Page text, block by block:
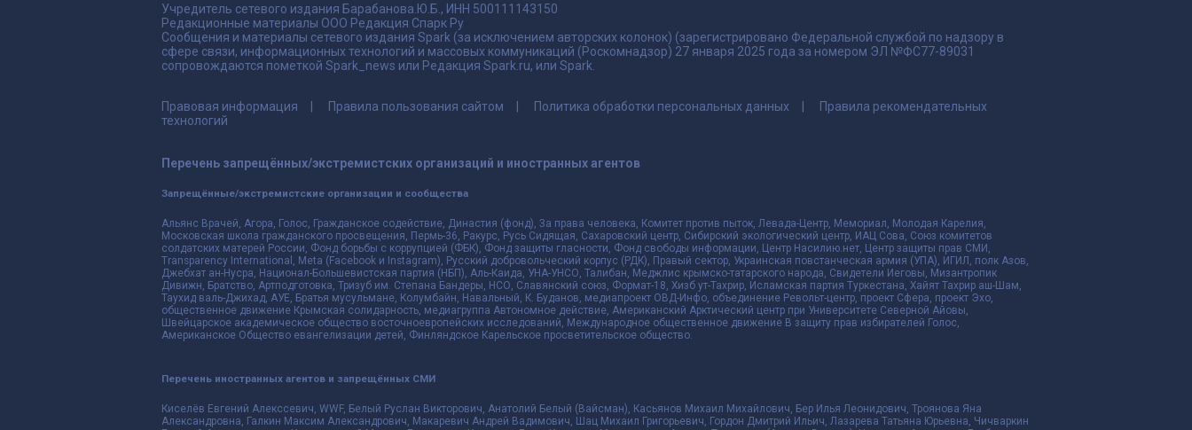
Учредитель сетевого издания Барабанова.Ю.Б., ИНН 500111143150
Редакционные материалы ООО Редакция Спарк Ру
Сообщения и материалы сетевого издания Spark (за исключением авторских колонок) (зарегистрировано Федеральной службой по надзору в
сфере связи, информационных технологий и массовых коммуникаций (Роскомнадзор) 27 января 2025 года за номером ЭЛ №ФС77-89031
сопровождаются пометкой Spark_news или Редакция Spark.ru, или Spark.
Правовая информация Правила пользования сайтом Политика обработки персональных данных
Правила рекомендательных
технологий
Перечень запрещённых/экстремистских организаций и иностранных агентов
Запрещённые/экстремистские организации и сообщества
Альянс Врачей, Агора, Голос, Гражданское содействие, Династия (фонд), За права человека, Комитет против пыток, Левада-Центр, Мемориал, Молодая Карелия,
Московская школа гражданского просвещения, Пермь-36, Ракурс, Русь Сидящая, Сахаровский центр, Сибирский экологический центр, ИАЦ Сова, Союз комитетов
солдатских матерей России, Фонд борьбы с коррупцией (ФБК), Фонд защиты гласности, Фонд свободы информации, Центр Насилию.нет, Центр защиты прав СМИ,
Transparency International, Meta (Facebook и Instagram), Русский добровольческий корпус (РДК), Правый сектор, Украинская повстанческая армия (УПА), ИГИЛ, полк Азов,
Джебхат ан-Нусра, Национал-Большевистская партия (НБП), Аль-Каида, УНА-УНСО, Талибан, Меджлис крымско-татарского народа, Свидетели Иеговы, Мизантропик
Дивижн, Братство, Артподготовка, Тризуб им. Степана Бандеры, НСО, Славянский союз, Формат-18, Хизб ут-Тахрир, Исламская партия Туркестана, Хайят Тахрир аш-Шам,
Таухид валь-Джихад, АУЕ, Братья мусульмане, Колумбайн, Навальный, К. Буданов, медиапроект ОВД-Инфо, объединение Револьт-центр, проект Сфера, проект Эхо,
общественное движение Крымская солидарность, медиагруппа Автономное действие, Американский Арктический центр при Университете Северной Айовы,
Швейцарское академическое общество восточноевропейских исследований, Международное общественное движение В защиту прав избирателей Голос,
Американское Общество евангелизации детей, Финляндское Карельское просветительское общество.
Перечень иностранных агентов и запрещённых СМИ
Киселёв Евгений Алекссевич, WWF, Белый Руслан Викторович, Анатолий Белый (Вайсман), Касьянов Михаил Михайлович, Бер Илья Леонидович, Троянова Яна
Александровна, Галкин Максим Александрович, Макаревич Андрей Вадимович, Шац Михаил Григорьевич, Гордон Дмитрий Ильич, Лазарева Татьяна Юрьевна, Чичваркин